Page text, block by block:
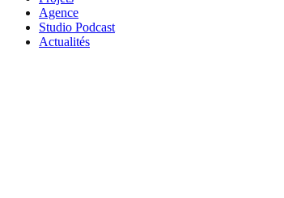
Agence
Studio Podcast
Actualités